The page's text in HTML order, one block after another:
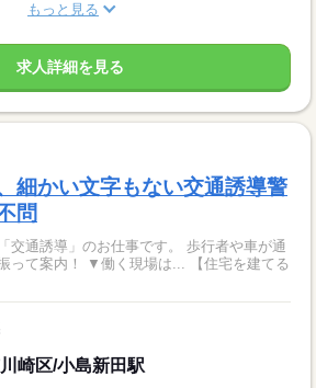
もっと見る
求人詳細を見る
細かい文字もない交通誘導警
問
」のお仕事です。 歩行者や車が通
は... 【住宅を建てる
崎区/小島新田駅